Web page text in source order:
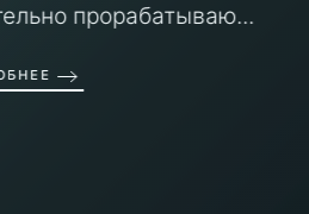
прорабатываю...